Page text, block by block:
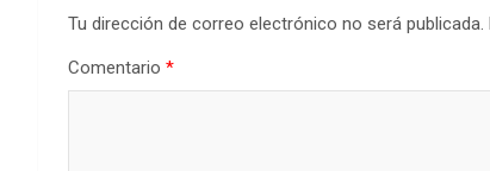
Tu dirección de correo electrónico no será publicada.
Comentario *